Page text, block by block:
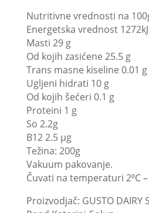
Nutritivne vrednosti na
Energetska vrednost
Masti 29 g
Od kojih zasićene 25.5 g
Trans masne kiseline 0.01 g
Ugljeni hidrati 10 g
Od kojih šećeri 0.1 g
Proteini 1 g
So 2.2g
B12 2.5 μg
Težina: 200g
Vakuum pakovanje.
Čuvati na temperaturi 2⁰C –
Proizvodjač: GUSTO DAIRY